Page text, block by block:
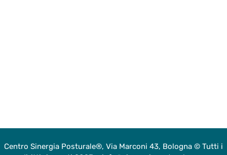
Centro Sinergia Posturale®, Via Marconi 43, Bologna © Tutti i